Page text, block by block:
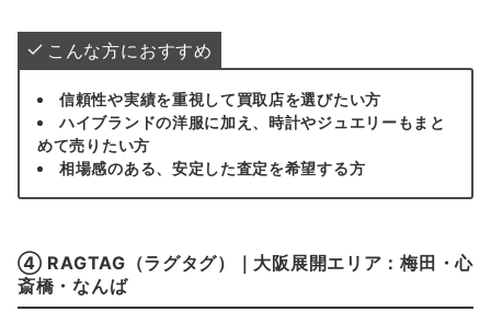
こんな方におすすめ
信頼性や実績を重視して買取店を選びたい方
ハイブランドの洋服に加え、時計やジュエリーもまと
めて売りたい方
相場感のある、安定した査定を希望する方
④ RAGTAG（ラグタグ）｜大阪展開エリア：梅田・心
斎橋・なんば